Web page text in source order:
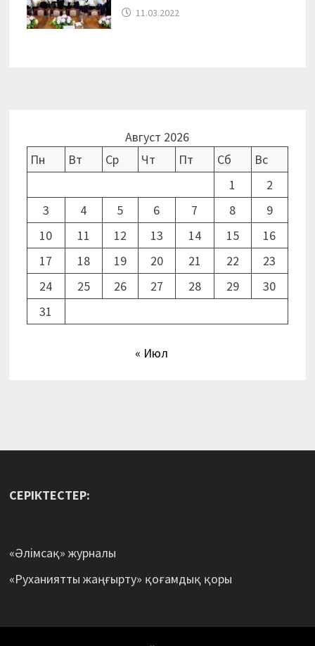
11.03.2022
Август 2026
Пн
Вт Ср Чт Пт Сб
Вс
1
2
3
4 5 6 7 8
9
10
11 12 13 14 15
16
17
18 19 20 21 22
23
24
25 26 27 28 29
30
31
« Июл
СЕРІКТЕСТЕР:
«Әлімсақ» журналы
«Руханиятты жаңғырту» қоғамдық қоры